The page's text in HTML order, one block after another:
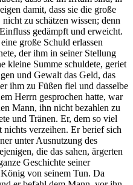
damit, dass sie die große
zu schätzen wissen; denn
gedämpft und erweicht.
große Schuld erlassen
der ihm in seiner Stellung
kleine Summe schuldete, geriet
und Gewalt das Geld, das
ihm zu Füßen fiel und dasselbe
Herrn gesprochen hatte, war
Mann, ihn nicht bezahlen zu
und Tränen. Er, dem so viel
verzeihen. Er berief sich
unter Ausnutzung des
die das sahen, ärgerten
Geschichte seiner
von seinem Tun. Da